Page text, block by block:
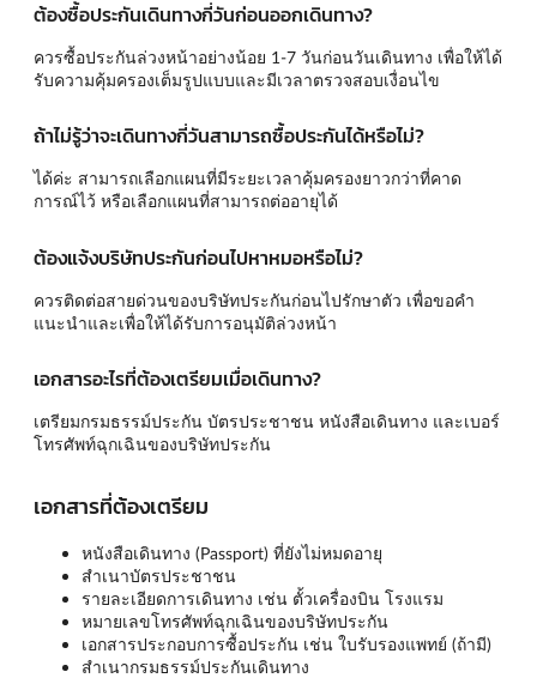
ต้องซื้อประกันเดินทางกี่วันก่อนออกเดินทาง?
ควรซื้อประกันล่วงหน้าอย่างน้อย 1-7 วันก่อนวันเดินทาง เพื่อให้ได้
รับความคุ้มครองเต็มรูปแบบและมีเวลาตรวจสอบเงื่อนไข
ถ้าไม่รู้ว่าจะเดินทางกี่วันสามารถซื้อประกันได้หรือไม่?
ได้ค่ะ สามารถเลือกแผนที่มีระยะเวลาคุ้มครองยาวกว่าที่คาด
การณ์ไว้ หรือเลือกแผนที่สามารถต่ออายุได้
ต้องแจ้งบริษัทประกันก่อนไปหาหมอหรือไม่?
ควรติดต่อสายด่วนของบริษัทประกันก่อนไปรักษาตัว เพื่อขอคำ
แนะนำและเพื่อให้ได้รับการอนุมัติล่วงหน้า
เอกสารอะไรที่ต้องเตรียมเมื่อเดินทาง?
เตรียมกรมธรรม์ประกัน บัตรประชาชน หนังสือเดินทาง และเบอร์
โทรศัพท์ฉุกเฉินของบริษัทประกัน
เอกสารที่ต้องเตรียม
หนังสือเดินทาง (Passport) ที่ยังไม่หมดอายุ
สำเนาบัตรประชาชน
รายละเอียดการเดินทาง เช่น ตั้วเครื่องบิน โรงแรม
หมายเลขโทรศัพท์ฉุกเฉินของบริษัทประกัน
เอกสารประกอบการซื้อประกัน เช่น ใบรับรองแพทย์ (ถ้ามี)
สำเนากรมธรรม์ประกันเดินทาง